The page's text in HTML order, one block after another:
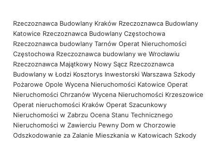
Rzeczoznawca Budowlany Kraków Rzeczoznawca Budowlany
Katowice Rzeczoznawca Budowlany Częstochowa
Rzeczoznawca budowlany Tarnów Operat Nieruchomości
Częstochowa Rzeczoznawca budowlany we Wrocławiu
Rzeczoznawca Majątkowy Nowy Sącz Rzeczoznawca
Budowlany w Łodzi Kosztorys Inwestorski Warszawa Szkody
Pożarowe Opole Wycena Nieruchomości Katowice Operat
Nieruchomości Chrzanów Wycena Nieruchomości Krzeszowice
Operat nieruchomości Kraków Operat Szacunkowy
Nieruchomości w Zabrzu Ocena Stanu Technicznego
Nieruchomości w Zawierciu Pewny Dom w Chorzowie
Odszkodowanie za Zalanie Mieszkania w Katowicach Szkody